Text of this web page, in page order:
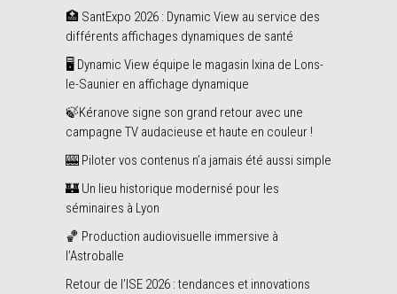
🏥 SantExpo 2026 : Dynamic View au service des
différents affichages dynamiques de santé
🖥️ Dynamic View équipe le magasin Ixina de Lons-
le-Saunier en affichage dynamique
🍃Kéranove signe son grand retour avec une
campagne TV audacieuse et haute en couleur !
🎰 Piloter vos contenus n’a jamais été aussi simple
🏰 Un lieu historique modernisé pour les
séminaires à Lyon
🏀 Production audiovisuelle immersive à
l’Astroballe
Retour de l’ISE 2026 : tendances et innovations